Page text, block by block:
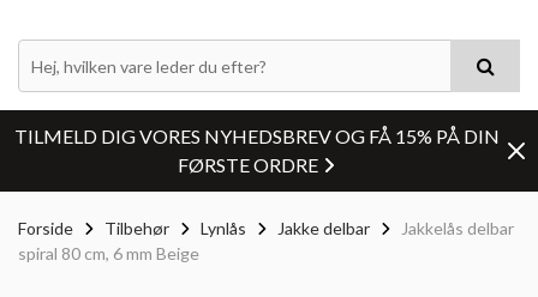
TILMELD DIG VORES NYHEDSBREV OG FÅ 15% PÅ DIN
FØRSTE ORDRE
Forside Tilbehør Lynlås Jakke delbar
Jakkelås delbar
spiral 80 cm, 6 mm Beige